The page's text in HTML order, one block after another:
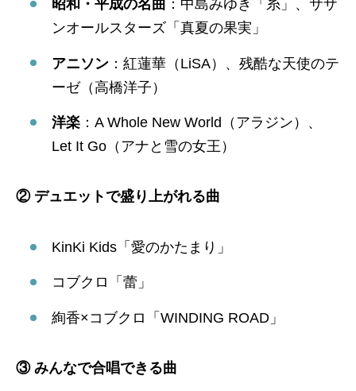
昭和・平成の名曲 ：中島みゆき「糸」、サザ
ンオールスターズ「真夏の果実」
アニソン ：紅蓮華（LiSA）、残酷な天使のテ
ーゼ（高橋洋子）
洋楽 ：A Whole New World（アラジン）、
Let It Go（アナと雪の女王）
② デュエットで盛り上がれる曲
KinKi Kids「愛のかたまり」
コブクロ「蕾」
絢香×コブクロ「WINDING ROAD」
③ みんなで合唱できる曲